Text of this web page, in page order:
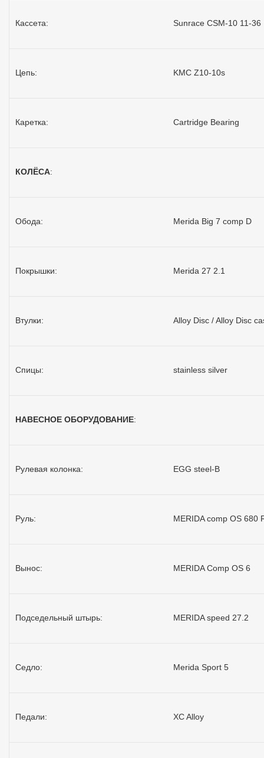
Кассета: Sunrace CSM-10 11-36
Цепь: KMC Z10-10s
Каретка: Cartridge Bearing
КОЛЁСА:
Обода: Merida Big 7 comp D
Покрышки: Merida 27 2.1
Втулки: Alloy Disc / Alloy Disc
Спицы: stainless silver
НАВЕСНОЕ ОБОРУДОВАНИЕ:
Рулевая колонка: EGG steel-B
Руль: MERIDA comp OS 680
Вынос: MERIDA Comp OS 6
Подседельный штырь: MERIDA speed 27.2
Седло: Merida Sport 5
Педали: XC Alloy